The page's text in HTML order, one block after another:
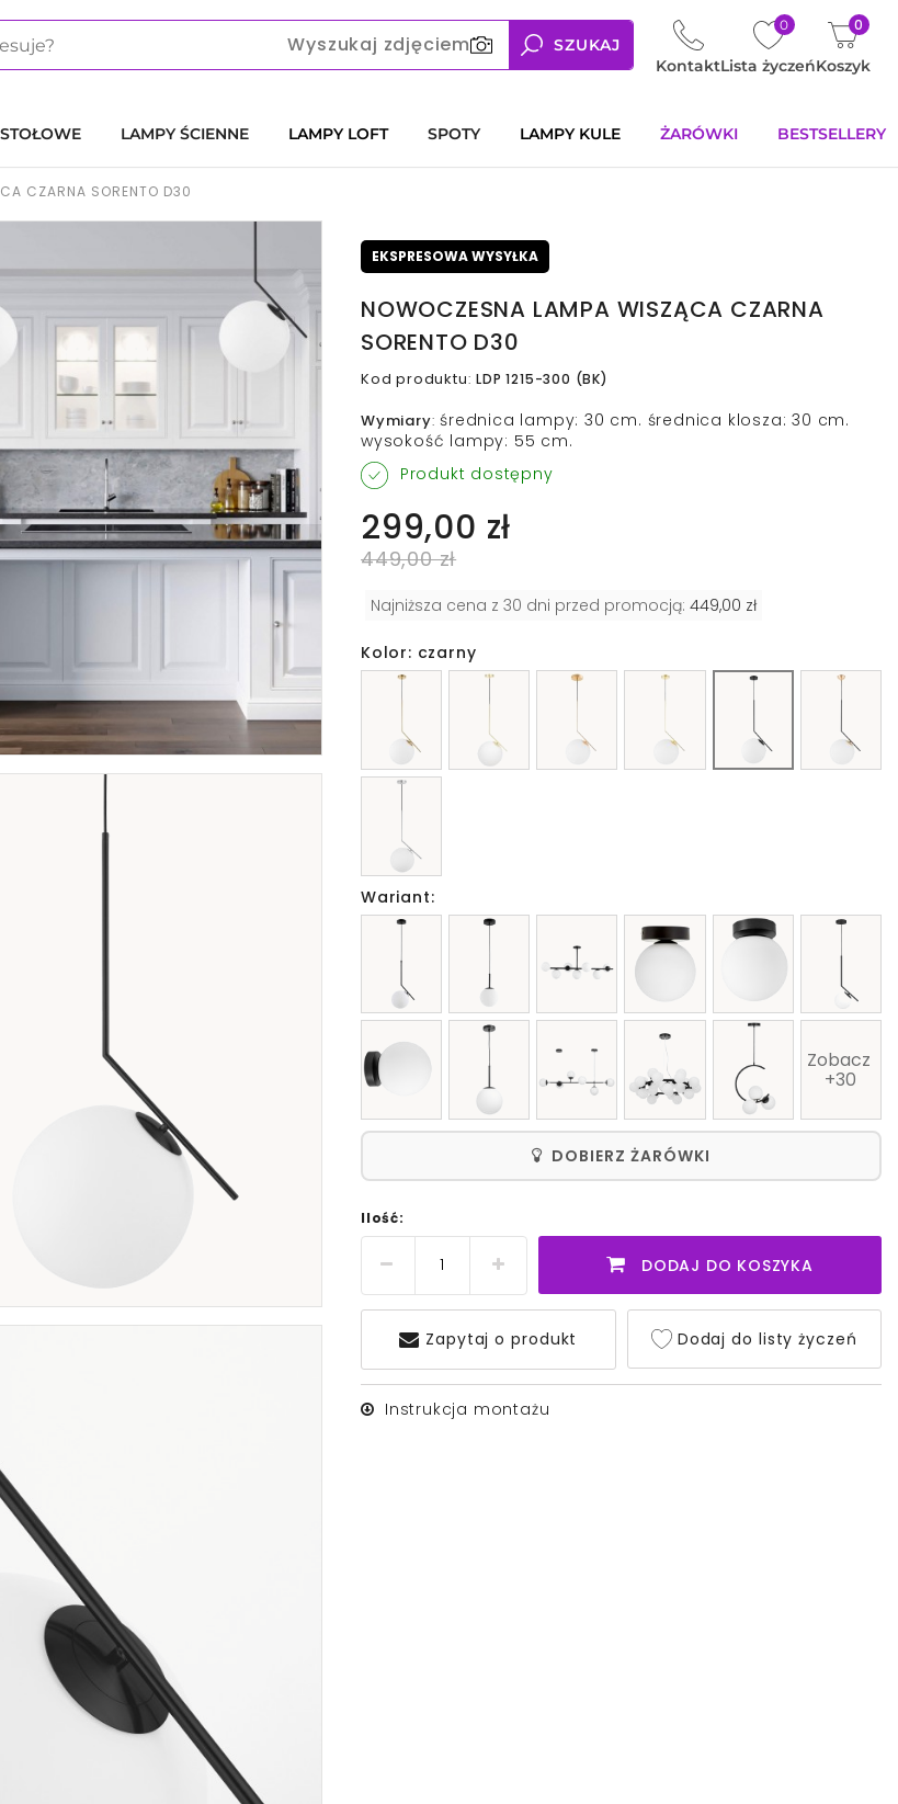
Wyszukaj zdjęciem SZUKAJ
0
Koszyk
0
Lista życzeń
Kontakt
LAMPY ŚCIENNE LAMPY LOFT SPOTY LAMPY KULE ŻARÓWKI BESTSELLERY
CZARNA SORENTO D30
EKSPRESOWA WYSYŁKA
NOWOCZESNA LAMPA WISZĄCA CZARNA
SORENTO D30
Kod produktu:LDP 1215-300 (BK)
Wymiary: średnica lampy: 30 cm. średnica klosza: 30 cm.
wysokość lampy: 55 cm.
Produkt dostępny
299,00 zł
449,00 zł
Najniższa cena z 30 dni przed promocją: 449,00 zł
Kolor: czarny
Wariant:
Zobacz
+30
DOBIERZ ŻARÓWKI
Ilość:
DODAJ DO KOSZYKA
Zapytaj o produkt Dodaj do listy życzeń
Instrukcja montażu